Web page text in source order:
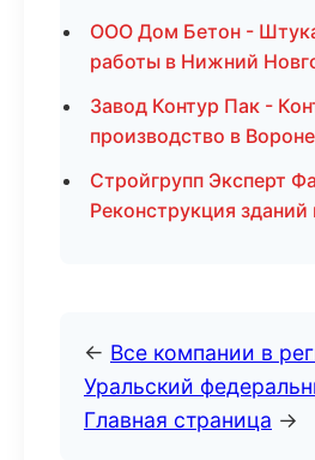
ООО Дом Бетон -
работы в Нижний
Завод Контур Пак -
производство в
Стройгрупп Эксперт
Реконструкция
← Все компании в
Уральский
Главная страница →